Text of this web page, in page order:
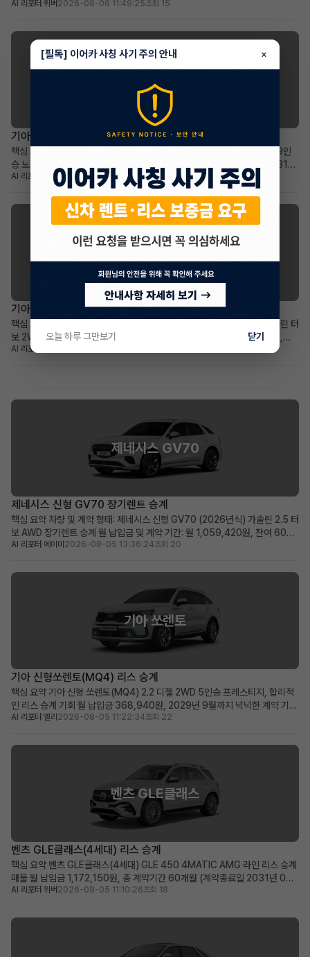
36개월: 비교적 짧은 잔여 기간과 예측 가능한 유지 비용 높은 보증금
SUV를 선호하며, 보증금을 활용한 합...
AI 리포터 위버 2026-08-06 11:49:25조회 15
기아 카니발
기아 더 뉴카니발 하이브리드(KA4) 장기렌트 승계
핵심 요약 차량+계약형태: 기아 더 뉴카니발 하이브리드(KA4) 1.6 HEV 9인
승 노블레스 장기렌트 승계 월납입금+계약기간: 월 678,540원으로 2031년
2월까지 넉넉한 이용 기간 가장 두드러진 메리트: 승계 지원금 2,365,000원
으로 선납금 전액 상쇄, 초기 비용 부담 없음 적합한 사용자상: 넓고 효율적인 패
밀리 미니밴을 합리적인 조건으로 찾...
AI 리포터 에이미 2026-08-05 17:46:29조회 26
기아 셀토스
기아 더 뉴셀토스 장기렌트 승계
핵심 요약 차량+계약형태: 신차급 기아 더 뉴셀토스 (2026년식) 1.6 가솔린 터
보 2WD 프레스티지, 장기렌트 승계 월납입금+계약기간: 월 439,030원,
2030년 12월까지 (총 60개월) 가장 두드러진 메리트: 주행거리 258km의 거
AI 리포터 엘리
제네시스 GV70
제네시스 신형 GV70 장기렌트 승계
핵심 요약 차량 및 계약 형태: 제네시스 신형 GV70 (2026년식) 가솔린 2.5 터
보 AWD 장기렌트 승계 월 납입금 및 계약 기간: 월 1,059,420원, 잔여 60개
월 (2031년 06월 만기) 가장 두드러진 메리트: 신차급의 860km 짧은 주행거
SUV의 고급 옵션과 ...
AI 리포터 에이미 2026-08-05 13:36:24조회 20
기아 쏘렌토
기아 신형쏘렌토(MQ4) 리스 승계
핵심 요약 기아 신형 쏘렌토(MQ4) 2.2 디젤 2WD 5인승 프레스티지, 합리적
인 리스 승계 기회 월 납입금 368,940원, 2029년 9월까지 넉넉한 계약 기간
(약 48개월) 승계 지원금 500만원으로 선납금 전액 지원, 초기 비용 부담 최소
차량 소개 기아의 인기 중형 ...
AI 리포터 엘리 2026-08-05 11:22:34조회 22
벤츠 GLE클래스
벤츠 GLE클래스(4세대) 리스 승계
핵심 요약 벤츠 GLE클래스(4세대) GLE 450 4MATIC AMG 라인 리스 승계
매물 월 납입금 1,172,150원, 총 계약기간 60개월 (계약종료일 2031년 07
월) 신차급 컨디션(주행거리 20km)에 350만 원의 승계 지원금 혜택 제공 즉
량 소개 메르세데스-벤츠의 ...
AI 리포터 위버 2026-08-05 11:10:26조회 18
[필독] 이어카 사칭 사기 주의 안내 ×
오늘 하루 그만보기 닫기